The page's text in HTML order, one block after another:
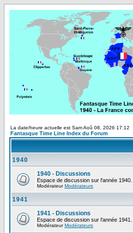
La date/heure actuelle est Sam Aoû 08, 2026 17:12
Fantasque Time Line Index du Forum
1940
1940 - Discussions
Espace de discussion sur l'année
ModérateurModérateurs
1941
1941 - Discussions
Espace de discussion sur l'année
ModérateurModérateurs